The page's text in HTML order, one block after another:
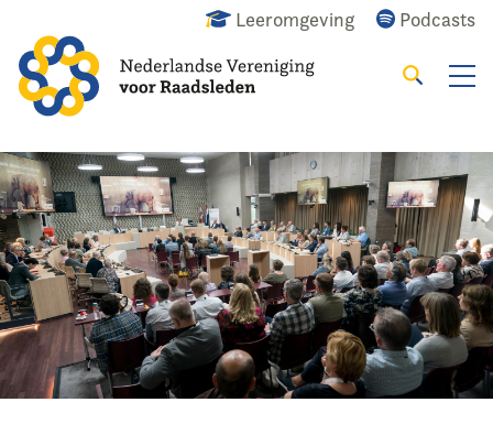
Leeromgeving Podcasts
Alles Nieuws Agenda Raadslid
Zoeken